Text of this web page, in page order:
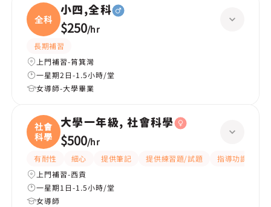
全科
小四,全科
$250/hr
長期補習
上門補習-筲箕灣
一星期2日-1.5小時/堂
女導師-大學畢業
社會
科學
大學一年級, 社會科學
$500/hr
有耐性 細心 提供筆記 提供練習題/試題 指導功課
上門補習-西貢
一星期1日-1.5小時/堂
女導師